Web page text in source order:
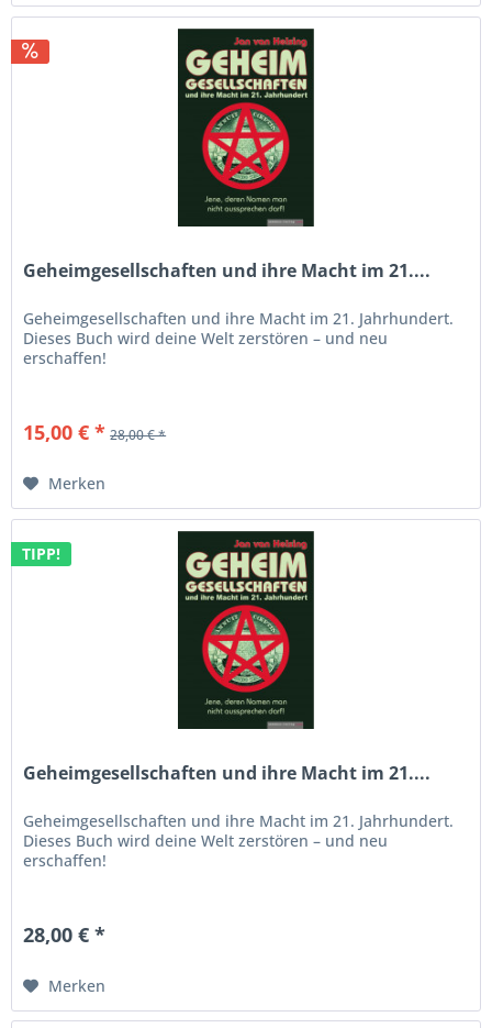
Geheimgesellschaften und ihre Macht im 21....
Geheimgesellschaften und ihre Macht im 21. Jahrhundert.
Dieses Buch wird deine Welt zerstören – und neu
erschaffen!
15,00 € * 28,00 € *
Merken
TIPP!
Geheimgesellschaften und ihre Macht im 21....
Geheimgesellschaften und ihre Macht im 21. Jahrhundert.
Dieses Buch wird deine Welt zerstören – und neu
erschaffen!
28,00 € *
Merken